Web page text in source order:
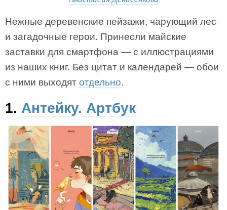
Нежные деревенские пейзажи, чарующий лес
и загадочные герои. Принесли майские
заставки для смартфона — с иллюстрациями
из наших книг. Без цитат и календарей — обои
с ними выходят отдельно.
1. Антейку. Артбук